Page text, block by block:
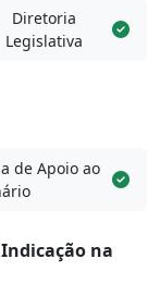
Diretoria
Legislativa
de Apoio ao
na